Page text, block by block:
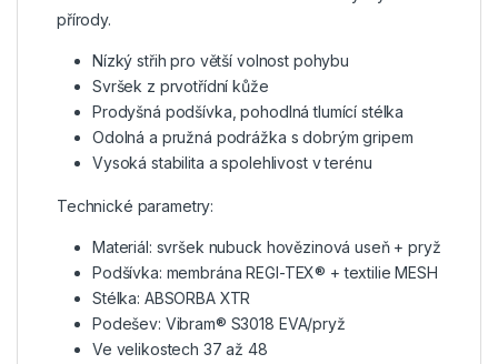
přírody.
Nízký střih pro větší volnost pohybu
Svršek z prvotřídní kůže
Prodyšná podšívka, pohodlná tlumící stélka
Odolná a pružná podrážka s dobrým gripem
Vysoká stabilita a spolehlivost v terénu
Technické parametry:
Materiál: svršek nubuck hovězinová useň + pryž
Podšívka: membrána REGI-TEX® + textilie MESH
Stélka: ABSORBA XTR
Podešev: Vibram® S3018 EVA/pryž
Ve velikostech 37 až 48